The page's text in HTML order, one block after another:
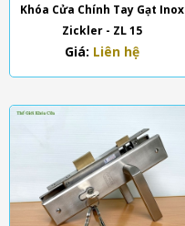
Khóa Cửa Chính Tay Gạt Inox
Zickler - ZL 15
Giá: Liên hệ